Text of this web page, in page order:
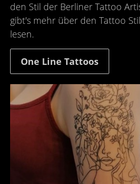
den Stil der Berliner Tattoo
gibt's mehr über den Tattoo
lesen.
One Line Tattoos